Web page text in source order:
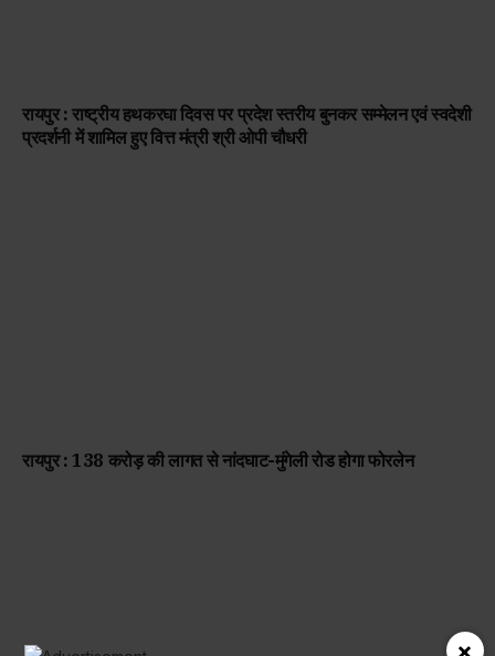
रायपुर : राष्ट्रीय हथकरघा दिवस पर प्रदेश स्तरीय बुनकर सम्मेलन एवं स्वदेशी
प्रदर्शनी में शामिल हुए वित्त मंत्री श्री ओपी चौधरी
रायपुर : 138 करोड़ की लागत से नांदघाट-मुंगेली रोड होगा फोरलेन
×